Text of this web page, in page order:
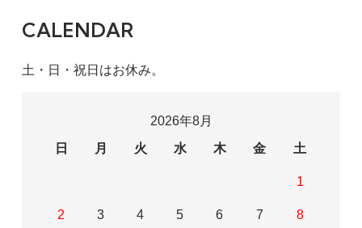
CALENDAR
土・日・祝日はお休み。
2026年8月
日
月 火 水 木 金 土
1
2 3 4 5 6 7 8